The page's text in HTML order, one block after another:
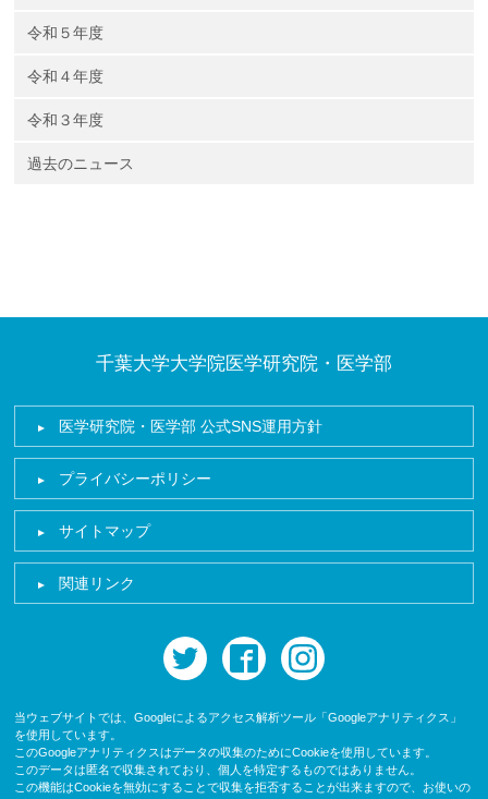
令和５年度
令和４年度
令和３年度
過去のニュース
千葉大学大学院医学研究院・医学部
医学研究院・医学部 公式SNS運用方針
プライバシーポリシー
サイトマップ
関連リンク
twitter facebook
当ウェブサイトでは、Googleによるアクセス解析ツール「Googleアナリティクス」
を使用しています。
このGoogleアナリティクスはデータの収集のためにCookieを使用しています。
このデータは匿名で収集されており、個人を特定するものではありません。
この機能はCookieを無効にすることで収集を拒否することが出来ますので、お使いの